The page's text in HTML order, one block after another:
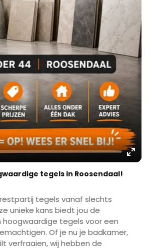
tegels in Roosendaal!
tegels vanaf slechts
unieke kans biedt jou de
hoogwaardige tegels voor een
Of je nu je badkamer,
verfraaien, wij hebben de